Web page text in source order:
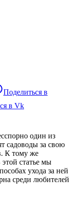
Поделиться в
в Vk
один из
садоводы за свою
К тому же
статье мы
ухода за ней
среди любителей